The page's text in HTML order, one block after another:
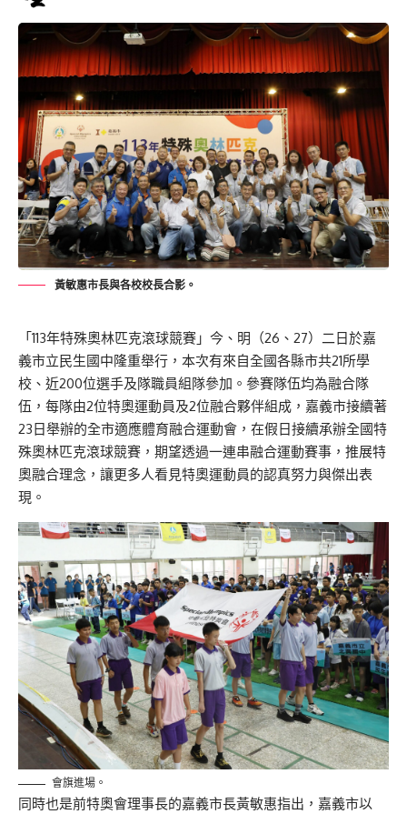
黃敏惠市長與各校校長合影。
「113年特殊奧林匹克滾球競賽」今、明（26、27）二日於嘉
義市立民生國中隆重舉行，本次有來自全國各縣市共21所學
校、近200位選手及隊職員組隊參加。參賽隊伍均為融合隊
伍，每隊由2位特奧運動員及2位融合夥伴組成，嘉義市接續著
23日舉辦的全市適應體育融合運動會，在假日接續承辦全國特
殊奧林匹克滾球競賽，期望透過一連串融合運動賽事，推展特
奧融合理念，讓更多人看見特奧運動員的認真努力與傑出表
現。
會旗進場。
同時也是前特奧會理事長的嘉義市長黃敏惠指出，嘉義市以